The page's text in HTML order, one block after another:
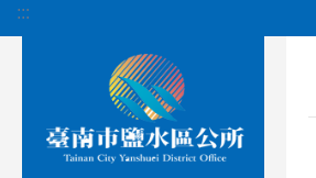
跳到主要內容區塊
:::